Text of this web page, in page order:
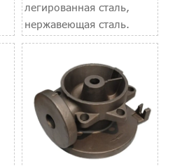
легированная сталь,
нержавеющая сталь.